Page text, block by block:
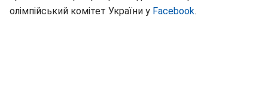
олімпійський комітет України у Facebook.